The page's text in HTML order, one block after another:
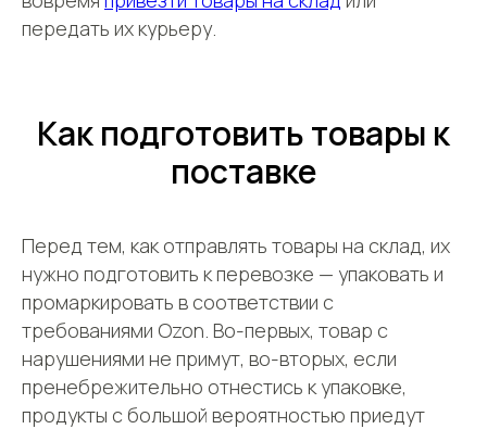
передать их курьеру.
Как подготовить товары к
поставке
Перед тем, как отправлять товары на склад, их
нужно подготовить к перевозке — упаковать и
промаркировать в соответствии с
требованиями Ozon. Во-первых, товар с
нарушениями не примут, во-вторых, если
пренебрежительно отнестись к упаковке,
продукты с большой вероятностью приедут